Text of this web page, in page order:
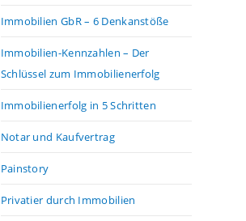
Immobilien GbR – 6 Denkanstöße
Immobilien-Kennzahlen – Der
Schlüssel zum Immobilienerfolg
Immobilienerfolg in 5 Schritten
Notar und Kaufvertrag
Painstory
Privatier durch Immobilien